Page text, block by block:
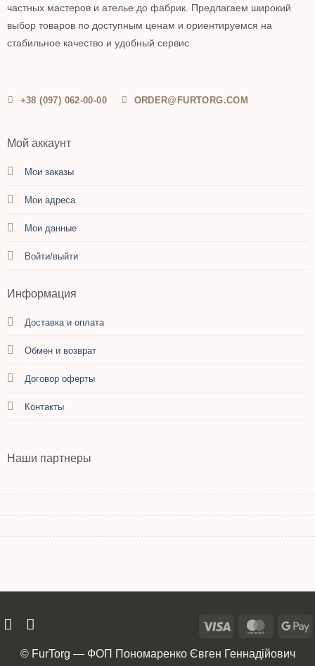
частных мастеров и ателье до фабрик. Предлагаем широкий
выбор товаров по доступным ценам и ориентируемся на
стабильное качество и удобный сервис.
+38 (097) 062-00-00 ORDER@FURTORG.COM
Мой аккаунт
Мои заказы
Мои адреса
Мои данные
Войти/выйти
Информация
Доставка и оплата
Обмен и возврат
Договор оферты
Контакты
Наши партнеры
© FurTorg — ФОП Пономаренко Євген Геннадійович